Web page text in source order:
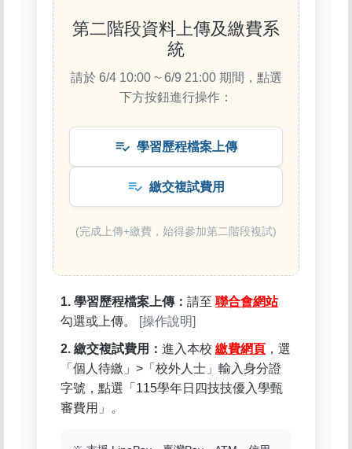
第二階段資料上傳及繳費系
統
請於 6/4 10:00 ~ 6/9 21:00 期間，點選
下方按鈕進行操作：
playlist_add_check 學習歷程檔案上傳
playlist_add_check 繳交複試費用
(完成上傳+繳費，始得參加第二階段複試)
1. 學習歷程檔案上傳： 請至 聯合會網站
勾選或上傳。
[操作說明]
2. 繳交複試費用： 進入本校 繳費網頁 ，選
「個人待繳」>「校外人士」輸入身分證
字號，點選「115學年日四技技優入學甄
審費用」。